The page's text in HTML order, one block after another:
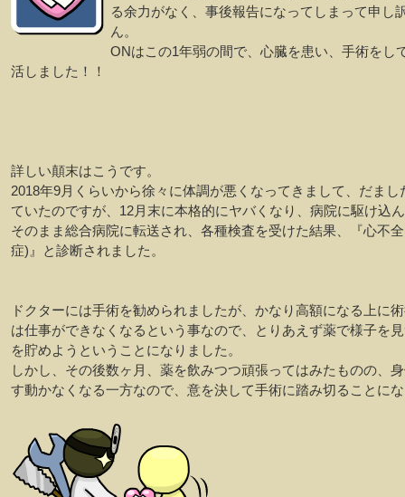
る余力がなく、事後報告になってしまって申し
ん。
ONはこの1年弱の間で、心臓を患い、手術をし
活しました！！
詳しい顛末はこうです。
2018年9月くらいから徐々に体調が悪くなってきまして、だまし
ていたのですが、12月末に本格的にヤバくなり、病院に駆け込
そのまま総合病院に転送され、各種検査を受けた結果、『心不
症)』と診断されました。
ドクターには手術を勧められましたが、かなり高額になる上に
は仕事ができなくなるという事なので、とりあえず薬で様子を
を貯めようということになりました。
しかし、その後数ヶ月、薬を飲みつつ頑張ってはみたものの、
す動かなくなる一方なので、意を決して手術に踏み切ることに